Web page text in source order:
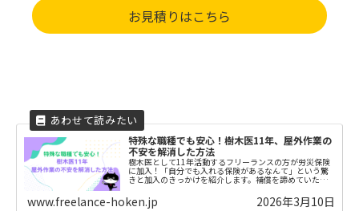
お見積りはこちら
特殊な職種でも安心！樹木医11年、屋外作業の
不安を解消した方法
樹木医として11年活動するフリーランスの方が労災保険
に加入！「自分でも入れる保険があるなんて」という驚
きと加入のきっかけを紹介します。補償を諦めていた個
人事業主の方は必見です。
www.freelance-hoken.jp 2026年3月10日